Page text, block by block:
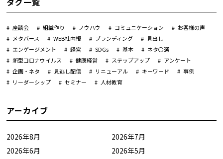
座談会 組織作り ノウハウ コミュニケーション
お客様の声
メタバース
WEB社内報 ブランディング
見出し
エンゲージメント
経営 SDGs 基本
ネタ〇選
新型コロナウイルス
健康経営 ステップアップ
アンケート
企画・ネタ
見逃し配信 リニューアル キーワード
事例
リーダーシップ
セミナー 人材教育
アーカイブ
2026年8月
2026年7月
2026年6月
2026年5月